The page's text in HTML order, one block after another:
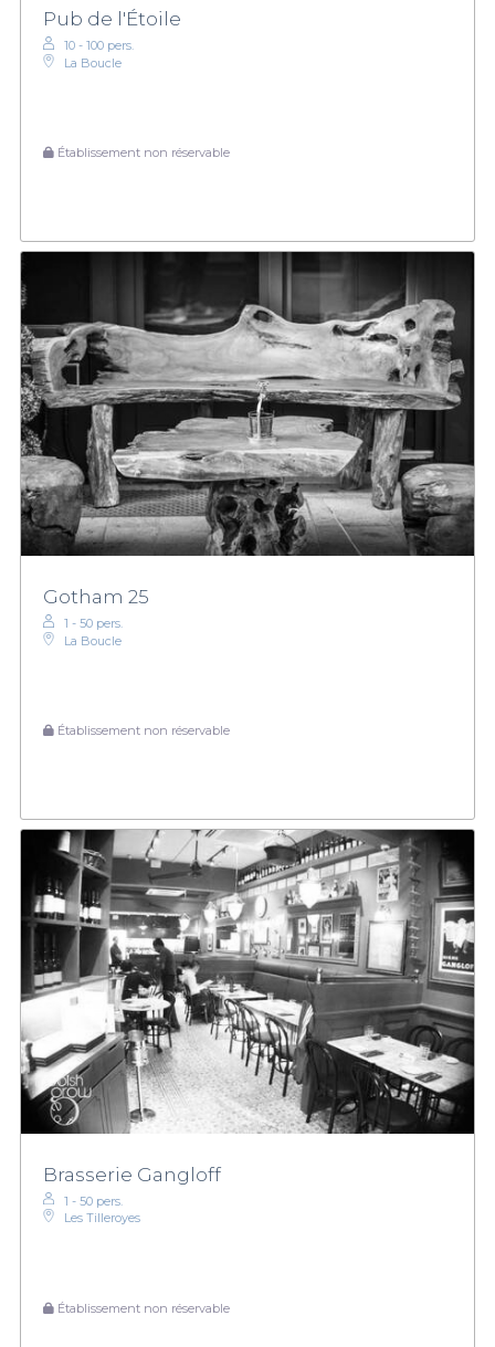
Pub de l'Étoile
10 - 100 pers.
La Boucle
Établissement non réservable
Gotham 25
1 - 50 pers.
La Boucle
Établissement non réservable
Brasserie Gangloff
1 - 50 pers.
Les Tilleroyes
Établissement non réservable